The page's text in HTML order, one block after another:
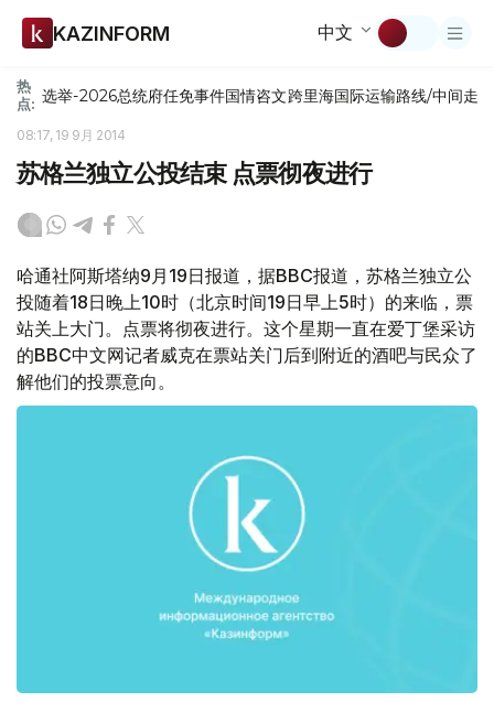
KAZINFORM 中文
热
点: 选举-2026总统府任免事件国情咨文跨里海国际运输路线/中间走廊
08:17, 19 9月 2014
苏格兰独立公投结束 点票彻夜进行
哈通社阿斯塔纳9月19日报道，据BBC报道，苏格兰独立公
投随着18日晚上10时（北京时间19日早上5时）的来临，票
站关上大门。点票将彻夜进行。这个星期一直在爱丁堡采访
的BBC中文网记者威克在票站关门后到附近的酒吧与民众了
解他们的投票意向。